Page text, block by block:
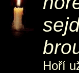
Hoří